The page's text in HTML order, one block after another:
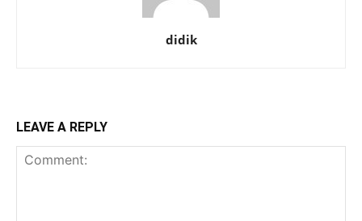
didik
LEAVE A REPLY